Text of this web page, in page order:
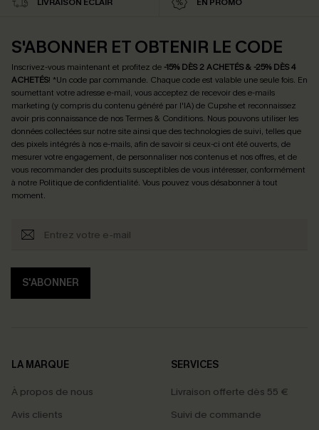
S'ABONNER ET OBTENIR LE CODE
Inscrivez-vous maintenant et profitez de -15% DÈS 2 ACHETÉS & -25% DÈS 4
ACHETÉS! *Un code par commande. Chaque code est valable une seule fois. En
soumettant votre adresse e-mail, vous acceptez de recevoir des e-mails
marketing (y compris du contenu généré par l'IA) de Cupshe et reconnaissez
avoir pris connaissance de nosTermes & Conditions. Nous pouvons utiliser les
données collectées sur notre site ainsi que des technologies de suivi, telles que
des pixels intégrés à nos e-mails, afin de savoir si ceux-ci ont été ouverts, de
mesurer votre engagement, de personnaliser nos contenus et nos offres, et de
vous recommander des produits susceptibles de vous intéresser, conformément
à notre Politique de confidentialité. Vous pouvez vous désabonner à tout
moment.
S'ABONNER
LA MARQUE
À propos de nous
Avis clients
SERVICES
Livraison offerte dès 55 €
Suivi de commande